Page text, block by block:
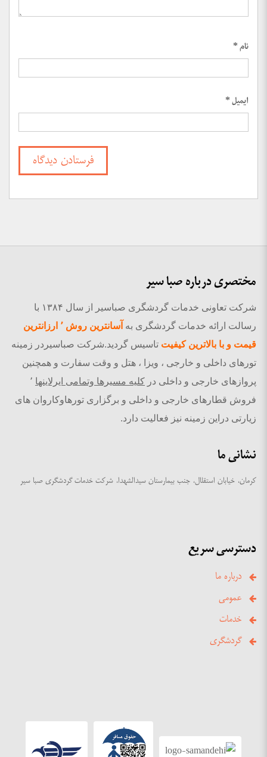
نام*
ایمیل*
مختصری درباره صبا سیر
شرکت تعاونی خدمات گردشگری صباسیر از سال ۱۳۸۴ با
رسالت ارائه خدمات گردشگری به
آسانترین روش ٬ ارزانترین
قیمت و با بالاترین کیفیت تاسیس گردید.شرکت صباسیردر زمینه
تورهای داخلی و خارجی ، ویزا ، هتل و وقت سفارت و همچنین
پروازهای خارجی و داخلی در کلیه مسیرها وتمامی ایرلاینها ٬
فروش قطارهای خارجی و داخلی و برگزاری تورهاوکاروان های
زیارتی دراین زمینه نیز فعالیت دارد.
نشانی ما
کرمان، خیابان استقلال، جنب بیمارستان سیدالشهدا، شرکت خدمات گردشگری صبا سیر
دسترسی سریع
درباره ما
عمومی
خدمات
گردشگری